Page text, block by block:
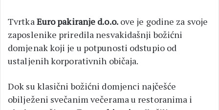
TvrtkaEuro pakiranje d.o.o.ove je godine za svoje
zaposlenike priredila nesvakidašnji božićni
domjenak koji je u potpunosti odstupio od
ustaljenih korporativnih običaja.
Dok su klasični božićni domjenci najčešće
obilježeni svečanim večerama u restoranima i